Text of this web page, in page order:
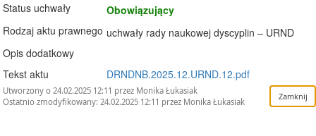
Status uchwały
Obowiązujący
Rodzaj aktu prawnego uchwały rady naukowej dyscyplin – URND
Opis dodatkowy
Tekst aktu
DRNDNB.2025.12.URND.12.pdf
Utworzony o 24.02.2025 12:11 przez Monika Łukasiak
Ostatnio zmodyfikowany: 24.02.2025 12:11 przez Monika Łukasiak